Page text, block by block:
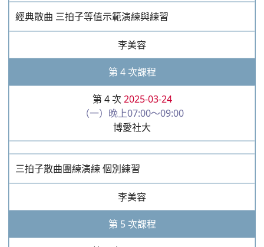
經典散曲 三拍子等值示範演練與練習
李美容
第 4 次課程
第 4 次2025-03-24
（一）晚上07:00～09:00
三拍子散曲團練演練 個別練習
李美容